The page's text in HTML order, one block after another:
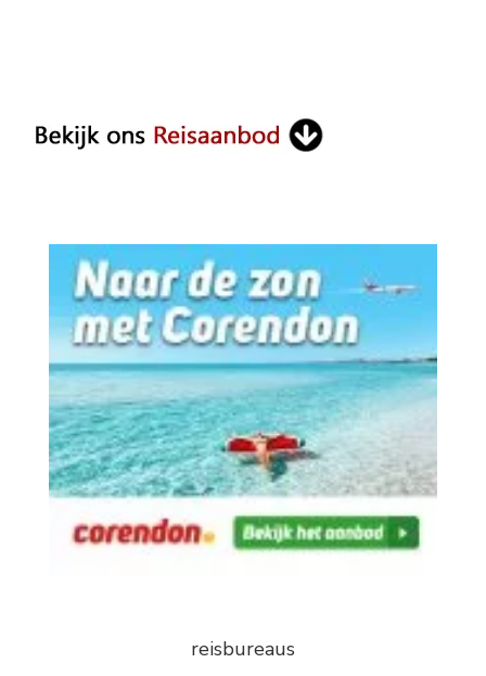
reisbureaus